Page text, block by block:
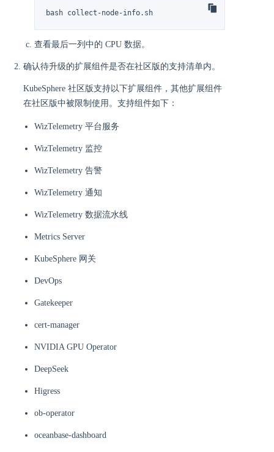
bash collect-node-info.sh
查看最后一列中的 CPU 数据。
确认待升级的扩展组件是否在社区版的支持清单内。
KubeSphere 社区版支持以下扩展组件，其他扩展组件
在社区版中被限制使用。支持组件如下：
WizTelemetry 平台服务
WizTelemetry 监控
WizTelemetry 告警
WizTelemetry 通知
WizTelemetry 数据流水线
Metrics Server
KubeSphere 网关
DevOps
Gatekeeper
cert-manager
NVIDIA GPU Operator
DeepSeek
Higress
ob-operator
oceanbase-dashboard